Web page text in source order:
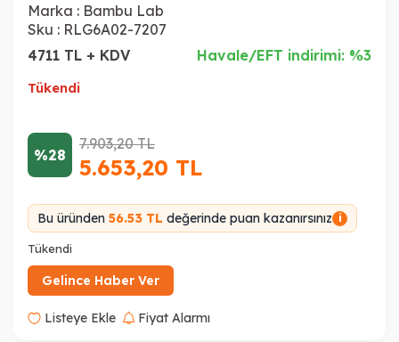
Marka : Bambu Lab
Sku : RLG6A02-7207
4711 TL + KDV
Havale/EFT indirimi: %3
Tükendi
%28
7.903,20TL
5.653,20 TL
Bu üründen 56.53 TL değerinde puan kazanırsınız i
Tükendi
Gelince Haber Ver
Listeye Ekle Fiyat Alarmı